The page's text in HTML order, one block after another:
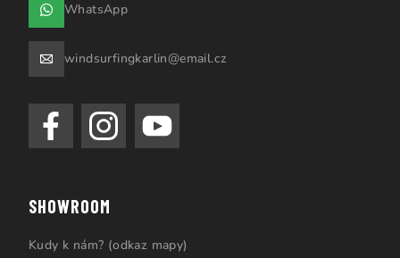
WhatsApp
windsurfingkarlin@email.cz
SHOWROOM
Kudy k nám? (odkaz mapy)